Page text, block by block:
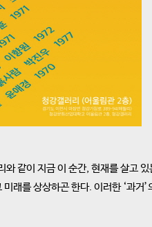
같이 지금 이 순간, 현재를 살고
래를 상상하곤 한다. 이러한 ‘과거